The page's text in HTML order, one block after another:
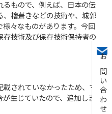
お問い合わせ
もので、例えば、日本の伝
、檜葺きなどの技術や、城郭
々なものがあります。今回
存技術及び保存技術保持者の
されていなかったため、マ
生じていたので、追加しま